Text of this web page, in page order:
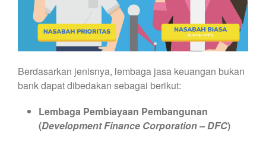
Berdasarkan jenisnya, lembaga jasa keuangan bukan
bank dapat dibedakan sebagai berikut:
Lembaga Pembiayaan Pembangunan
(Development Finance Corporation – DFC)